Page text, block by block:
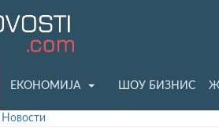
ЕКОНОМИЈА ШОУ БИЗНИС
Новости